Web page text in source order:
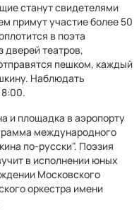
станут свидетелями
примут участие более 50
в поэта
театров,
пешком, каждый
Наблюдать
и площадка в аэропорту
международного
по-русски". Поэзия
в исполнении юных
Московского
оркестра имени